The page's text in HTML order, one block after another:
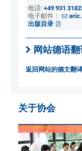
电话:+49 931
电子邮件：
出版目录
网站德语
返回网站的德文翻
关于协会